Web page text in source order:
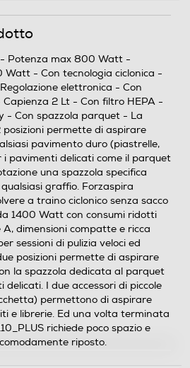
regolabile e 4 stadi di filtrazione.
Potenza max 800 Watt -
- Con tecnologia ciclonica -
elettronica - Con
2 Lt - Con filtro HEPA -
- Con spazzola parquet - La
posizioni permette di aspirare
pavimento duro (piastrelle,
i pavimenti delicati come il parquet
una spazzola specifica
graffio. Forzaspira
a traino ciclonico senza sacco
1400 Watt con consumi ridotti
A, dimensioni compatte e ricca
sessioni di pulizia veloci ed
posizioni permette di aspirare
la spazzola dedicata al parquet
I due accessori di piccole
permettono di aspirare
e librerie. Ed una volta terminata
richiede poco spazio e
riposto.